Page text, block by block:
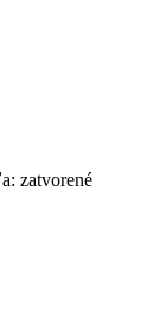
zatvorené